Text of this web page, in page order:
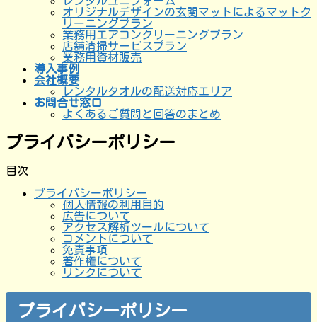
オリジナルデザインの玄関マットによるマットク
リーニングプラン
業務用エアコンクリーニングプラン
店舗清掃サービスプラン
業務用資材販売
導入事例
会社概要
レンタルタオルの配送対応エリア
お問合せ窓口
よくあるご質問と回答のまとめ
プライバシーポリシー
目次
プライバシーポリシー
個人情報の利用目的
広告について
アクセス解析ツールについて
コメントについて
免責事項
著作権について
リンクについて
プライバシーポリシー